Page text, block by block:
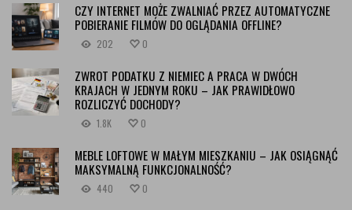
CZY INTERNET MOŻE ZWALNIAĆ PRZEZ AUTOMATYCZNE
POBIERANIE FILMÓW DO OGLĄDANIA OFFLINE?
202 0
ZWROT PODATKU Z NIEMIEC A PRACA W DWÓCH
KRAJACH W JEDNYM ROKU – JAK PRAWIDŁOWO
ROZLICZYĆ DOCHODY?
1.8K 0
MEBLE LOFTOWE W MAŁYM MIESZKANIU – JAK OSIĄGNĄĆ
MAKSYMALNĄ FUNKCJONALNOŚĆ?
440 0